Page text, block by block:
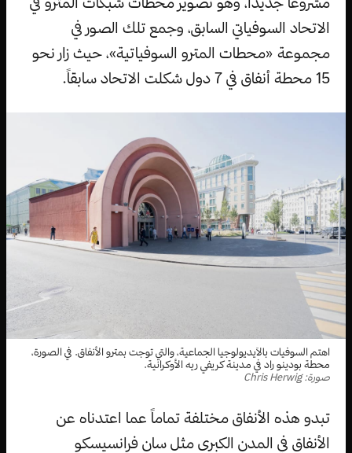
الاتحاد السوفياتي السابق، وجمع تلك الصور في
مجموعة «محطات المترو السوفياتية»، حيث زار نحو
15 محطة أنفاق في 7 دول شكلت الاتحاد سابقاً.
اهتم السوفيات بالآيديولوجيا الجماعية، والتي توجت بمترو الأنفاق. في الصورة،
محطة بودينو راد في مدينة كريفي ريه الأوكرانية.
صورة: Chris Herwig
تبدو هذه الأنفاق مختلفة تماماً عما اعتدناه عن
الأنفاق في المدن الكبرى مثل سان فرانسيسكو